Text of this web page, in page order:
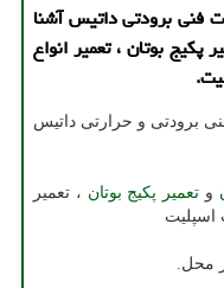
فنی برودتی داتیس آشنا
بوتان ، تعمیر انواع
برودتی و حرارتی داتیس
و تعمیر پکیج بوتان ، تعمیر
اسپلیت
محل.